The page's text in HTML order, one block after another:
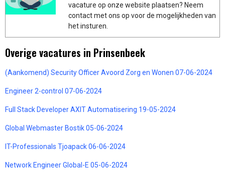
vacature op onze website plaatsen? Neem
contact met ons op voor de mogelijkheden van
het insturen.
Overige vacatures in Prinsenbeek
(Aankomend) Security Officer Avoord Zorg en Wonen 07-06-2024
Engineer 2-control 07-06-2024
Full Stack Developer AXIT Automatisering 19-05-2024
Global Webmaster Bostik 05-06-2024
IT-Professionals Tjoapack 06-06-2024
Network Engineer Global-E 05-06-2024